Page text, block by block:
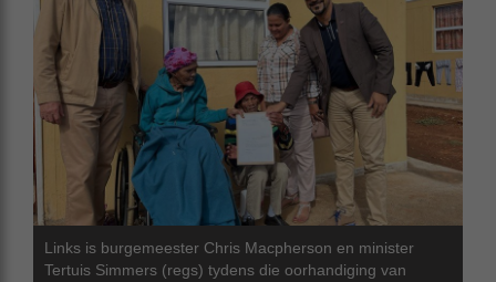
Links is burgemeester Chris Macpherson en minister
Tertuis Simmers (regs) tydens die oorhandiging van